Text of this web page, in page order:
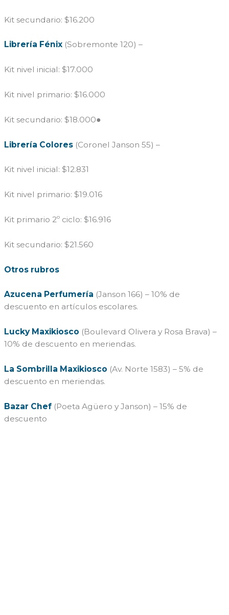
Kit secundario: $16.200
Librería Fénix (Sobremonte 120) –
Kit nivel inicial: $17.000
Kit nivel primario: $16.000
Kit secundario: $18.000●
Librería Colores (Coronel Janson 55) –
Kit nivel inicial: $12.831
Kit nivel primario: $19.016
Kit primario 2º ciclo: $16.916
Kit secundario: $21.560
Otros rubros
Azucena Perfumería (Janson 166) – 10% de
descuento en artículos escolares.
Lucky Maxikiosco (Boulevard Olivera y Rosa Brava) –
10% de descuento en meriendas.
La Sombrilla Maxikiosco (Av. Norte 1583) – 5% de
descuento en meriendas.
Bazar Chef (Poeta Agüero y Janson) – 15% de
descuento